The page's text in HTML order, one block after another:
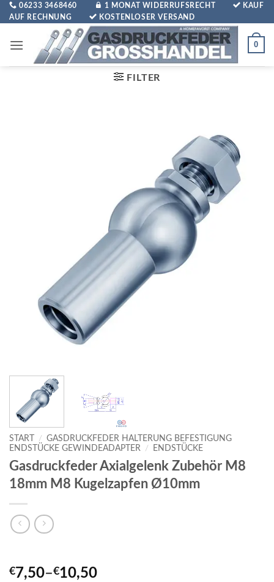
Zum
Inhalt
06233 3468460 1 MONAT WIDERRUFSRECHT
KAUF
AUF RECHNUNG
KOSTENLOSER VERSAND
0
FILTER
START / GASDRUCKFEDER HALTERUNG BEFESTIGUNG
ENDSTÜCKE GEWINDEADAPTER / ENDSTÜCKE
Gasdruckfeder Axialgelenk Zubehör M8
18mm M8 Kugelzapfen Ø10mm
€7,50–€10,50